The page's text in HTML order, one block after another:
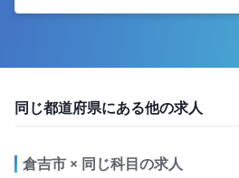
同じ都道府県にある他の求人
倉吉市 × 同じ科目の求人